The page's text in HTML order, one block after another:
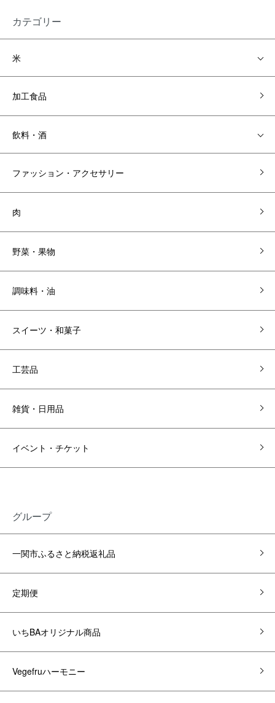
カテゴリー
米
加工食品
飲料・酒
ファッション・アクセサリー
肉
野菜・果物
調味料・油
スイーツ・和菓子
工芸品
雑貨・日用品
イベント・チケット
グループ
一関市ふるさと納税返礼品
定期便
いちBAオリジナル商品
Vegefruハーモニー